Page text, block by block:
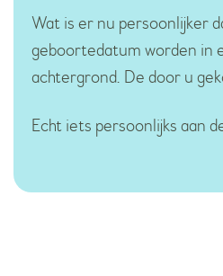
Wat is er nu persoonlijker
geboortedatum worden in
achtergrond. De door u
Echt iets persoonlijks aan